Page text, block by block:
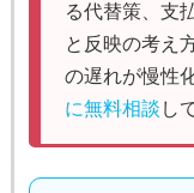
る代替策、支
と反映の考え
の遅れが慢性
に無料相談 し